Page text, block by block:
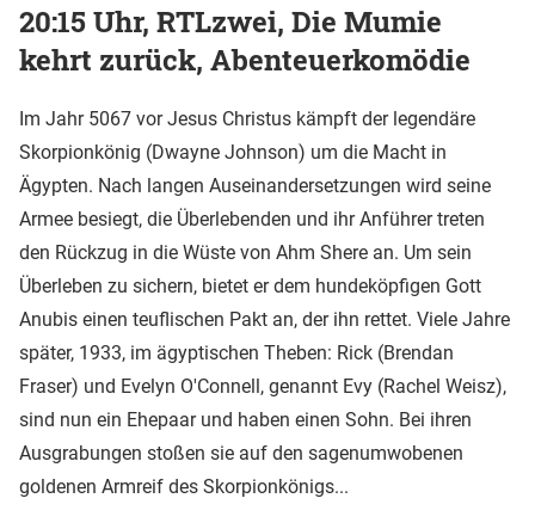
20:15 Uhr, RTLzwei, Die Mumie
kehrt zurück, Abenteuerkomödie
Im Jahr 5067 vor Jesus Christus kämpft der legendäre
Skorpionkönig (Dwayne Johnson) um die Macht in
Ägypten. Nach langen Auseinandersetzungen wird seine
Armee besiegt, die Überlebenden und ihr Anführer treten
den Rückzug in die Wüste von Ahm Shere an. Um sein
Überleben zu sichern, bietet er dem hundeköpfigen Gott
Anubis einen teuflischen Pakt an, der ihn rettet. Viele Jahre
später, 1933, im ägyptischen Theben: Rick (Brendan
Fraser) und Evelyn O'Connell, genannt Evy (Rachel Weisz),
sind nun ein Ehepaar und haben einen Sohn. Bei ihren
Ausgrabungen stoßen sie auf den sagenumwobenen
goldenen Armreif des Skorpionkönigs...